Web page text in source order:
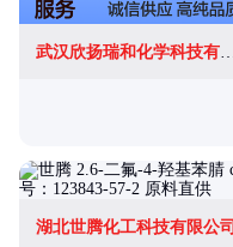
湖北世腾化工科技有限公司